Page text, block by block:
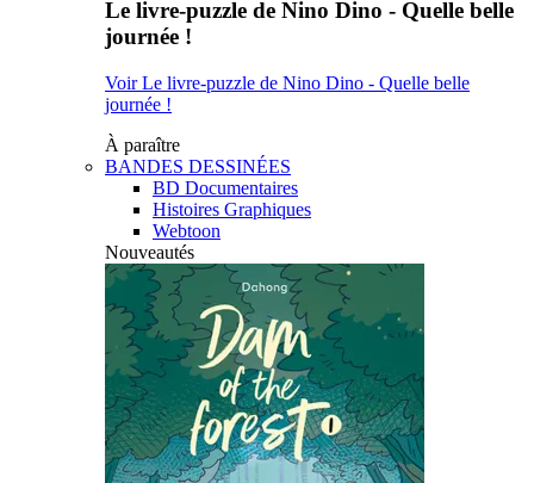
Le livre-puzzle de Nino Dino - Quelle belle
journée !
Voir Le livre-puzzle de Nino Dino - Quelle belle
journée !
À paraître
BANDES DESSINÉES
BD Documentaires
Histoires Graphiques
Webtoon
Nouveautés